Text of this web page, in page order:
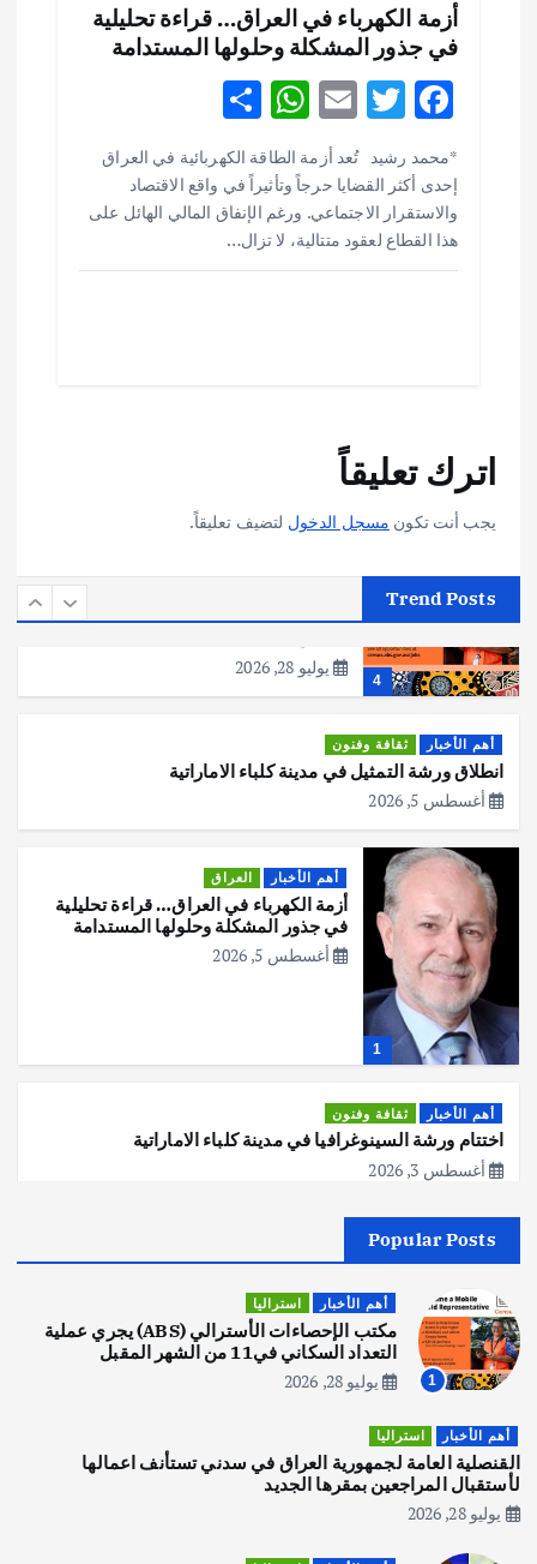
أزمة الكهرباء في العراق… قراءة تحليلية
في جذور المشكلة وحلولها المستدامة
F
e
b
o
T
w
it
te
r
E
m
ai
l
W
h
at
s
A
S
h
ar
e
*محمد رشيد تُعد أزمة الطاقة الكهربائية في العراق
إحدى أكثر القضايا حرجاً وتأثيراً في واقع الاقتصاد
والاستقرار الاجتماعي. ورغم الإنفاق المالي الهائل على
هذا القطاع لعقود متتالية، لا تزال…
اترك تعليقاً
يجب أنت تكون مسجل الدخول لتضيف تعليقاً.
Trend Posts
اختتام ورشة السينوغرافيا في مدينة كلباء الاماراتية
أغسطس 3, 2026
هوي آن… مدينة الفوانيس وسحر التاريخ
4
عملية التعداد السكاني في11 من الشهر
يوليو 28, 2026
أهم الأخبار ثقافة وفنون
انطلاق ورشة التمثيل في مدينة كلباء الاماراتية
أغسطس 5, 2026
1
أهم الأخبار العراق
أزمة الكهرباء في العراق… قراءة تحليلية
في جذور المشكلة وحلولها المستدامة
أغسطس 5, 2026
أهم الأخبار ثقافة وفنون
اختتام ورشة السينوغرافيا في مدينة كلباء الاماراتية
أغسطس 3, 2026
2
اصبح بطلاً لأستراليا بلعبة كمال الاجسام
يوليو 30, 2026
3
يوليو 30, 2026
Popular Posts
1
أهم الأخبار استراليا
مكتب الإحصاءات الأسترالي (ABS) يجري عملية
التعداد السكاني في11 من الشهر المقبل
يوليو 28, 2026
أهم الأخبار استراليا
القنصلية العامة لجمهورية العراق في سدني تستأنف اعمالها
لأستقبال المراجعين بمقرها الجديد
يوليو 28, 2026